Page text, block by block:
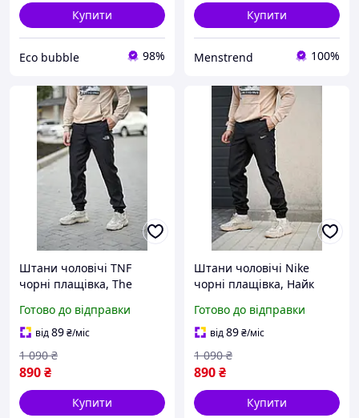
Купити
Eco bubble 98%
Купити
Menstrend 100%
Штани чоловічі TNF
чорні плащівка, The
Готово до відправки
від89₴/міс
890₴
1 090 ₴
Купити
Штани чоловічі Nike
чорні плащівка, Найк
Готово до відправки
від89₴/міс
890₴
1 090 ₴
Купити